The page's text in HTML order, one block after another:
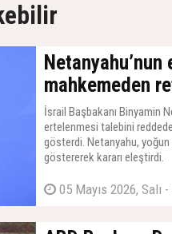
mahkemeden
İsrail Başbakanı Binyamin
ertelenmesi talebini
gösterdi. Netanyahu,
göstererek kararı eleştirdi.
05 Mayıs 2026, Salı